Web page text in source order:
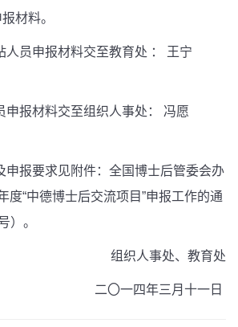
材料。
人员申报材料交至教育处 ：
王宁
申报材料交至组织人事处：
冯愿
申报要求见附件：全国博士后管委会办
度“中德博士后交流项目”申报工作的通
）。
组织人事处、教育处
二〇一四年三月十一日